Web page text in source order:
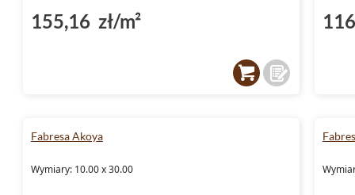
155,16 zł/m²
Fabresa Akoya
Wymiary: 10.00 x 30.00